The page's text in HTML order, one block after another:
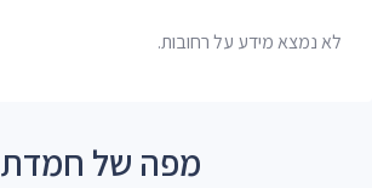
לא נמצא מידע על רחובות.
מפה של חמדת